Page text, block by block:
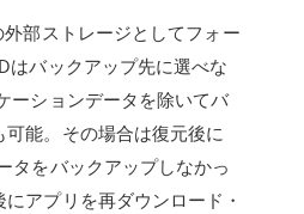
部ストレージとしてフォー
はバックアップ先に選べな
ーションデータを除いてバ
能。その場合は復元後に
タをバックアップしなかっ
アプリを再ダウンロード・